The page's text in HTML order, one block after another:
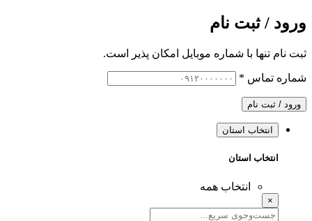
ورود / ثبت نام
ثبت نام تنها با شماره موبایل امکان پذیر است.
شماره تماس *
ورود / ثبت نام
انتخاب استان
انتخاب استان
انتخاب همه
×